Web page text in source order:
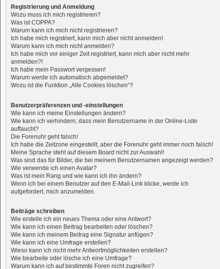
Registrierung und Anmeldung
Wozu muss ich mich registrieren?
Was ist COPPA?
Warum kann ich mich nicht registrieren?
Ich habe mich registriert, kann mich aber nicht anmelden!
Warum kann ich mich nicht anmelden?
Ich habe mich vor einiger Zeit registriert, kann mich aber nicht mehr
anmelden?!
Ich habe mein Passwort vergessen!
Warum werde ich automatisch abgemeldet?
Wozu ist die Funktion „Alle Cookies löschen“?
Benutzerpräferenzen und -einstellungen
Wie kann ich meine Einstellungen ändern?
Wie kann ich verhindern, dass mein Benutzername in der Online-Liste
auftaucht?
Die Forenuhr geht falsch!
Ich habe die Zeitzone eingestellt, aber die Forenuhr geht immer noch falsch!
Meine Sprache steht auf diesem Board nicht zur Auswahl!
Was sind das für Bilder, die bei meinem Benutzernamen angezeigt werden?
Wie verwende ich einen Avatar?
Was ist mein Rang und wie kann ich ihn ändern?
Wenn ich bei einem Benutzer auf den E-Mail-Link klicke, werde ich
aufgefordert, mich anzumelden.
Beiträge schreiben
Wie erstelle ich ein neues Thema oder eine Antwort?
Wie kann ich einen Beitrag bearbeiten oder löschen?
Wie kann ich meinem Beitrag eine Signatur anfügen?
Wie kann ich eine Umfrage erstellen?
Wieso kann ich nicht mehr Antwortmöglichkeiten erstellen?
Wie bearbeite oder lösche ich eine Umfrage?
Warum kann ich auf bestimmte Foren nicht zugreifen?